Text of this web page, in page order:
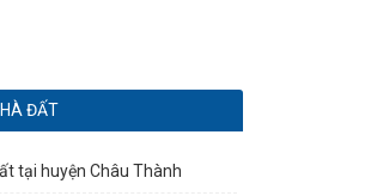
ĐẤT
tại huyện Châu Thành